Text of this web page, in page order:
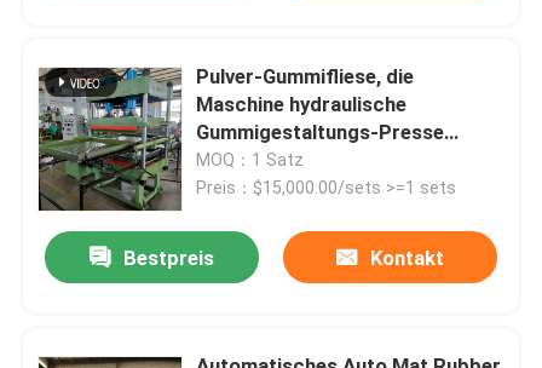
Pulver-Gummifliese, die
Maschine hydraulische
Gummigestaltungs-Presse
herstellt
MOQ：1 Satz
Preis：$15,000.00/sets >=1 sets
Bestpreis Kontakt